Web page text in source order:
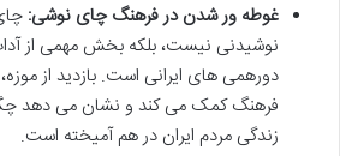
غوطه ور شدن در فرهنگ چای نوشی:
نوشیدنی نیست، بلکه بخش مهمی از
دورهمی های ایرانی است. بازدید از
فرهنگ کمک می کند و نشان می دهد
زندگی مردم ایران در هم آمیخته است.